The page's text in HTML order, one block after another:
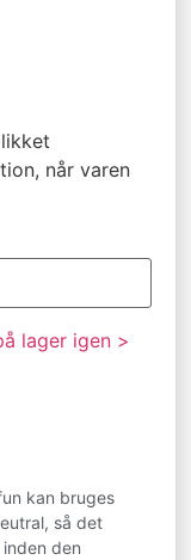
når varen
lager igen >
kan bruges
så det
den